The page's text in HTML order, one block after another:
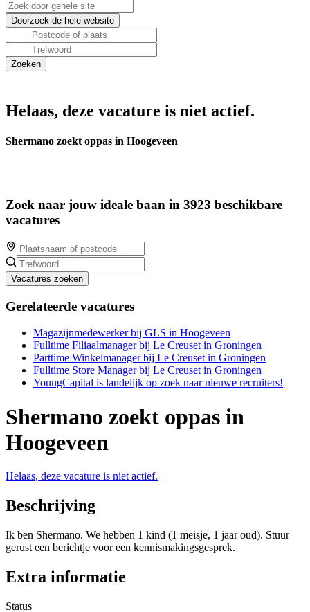
Helaas, deze vacature is niet actief.
Shermano zoekt oppas in Hoogeveen
Zoek naar jouw ideale baan in 3923 beschikbare
vacatures
Vacatures zoeken
Gerelateerde vacatures
Magazijnmedewerker bij GLS in Hoogeveen
Fulltime Filiaalmanager bij Le Creuset in Groningen
Parttime Winkelmanager bij Le Creuset in Groningen
Fulltime Store Manager bij Le Creuset in Groningen
YoungCapital is landelijk op zoek naar nieuwe recruiters!
Shermano zoekt oppas in
Hoogeveen
Helaas, deze vacature is niet actief.
Beschrijving
Ik ben Shermano. We hebben 1 kind (1 meisje, 1 jaar oud). Stuur
gerust een berichtje voor een kennismakingsgesprek.
Extra informatie
Status